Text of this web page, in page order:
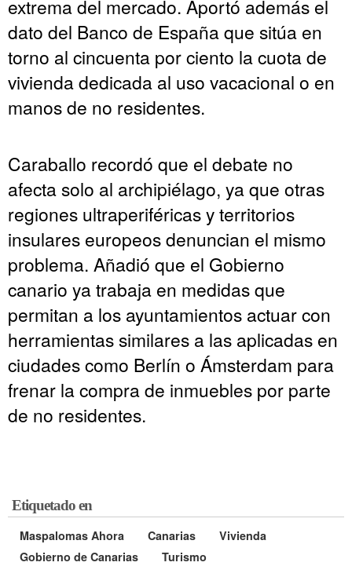
extrema del mercado. Aportó además el
dato del Banco de España que sitúa en
torno al cincuenta por ciento la cuota de
vivienda dedicada al uso vacacional o en
manos de no residentes.
Caraballo recordó que el debate no
afecta solo al archipiélago, ya que otras
regiones ultraperiféricas y territorios
insulares europeos denuncian el mismo
problema. Añadió que el Gobierno
canario ya trabaja en medidas que
permitan a los ayuntamientos actuar con
herramientas similares a las aplicadas en
ciudades como Berlín o Ámsterdam para
frenar la compra de inmuebles por parte
de no residentes.
Etiquetado en
Maspalomas Ahora Canarias
Vivienda
Gobierno de Canarias
Turismo